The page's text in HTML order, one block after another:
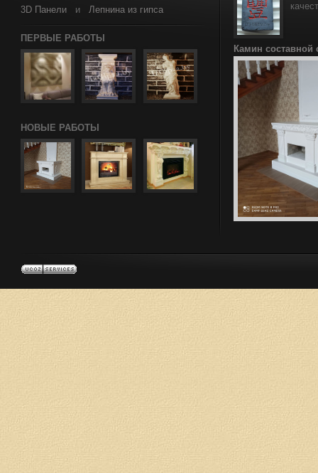
3D Панели и Лепнина из гипса
ПЕРВЫЕ РАБОТЫ
НОВЫЕ РАБОТЫ
Камин